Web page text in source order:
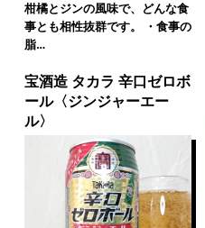
柑橘とジンの風味で、どんな食
事とも相性抜群です。 ・食事の
脂…
宝酒造 タカラ 辛口ゼロボ
ール〈ジンジャーエー
ル〉